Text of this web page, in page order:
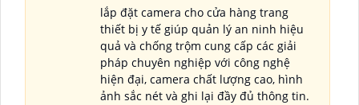
lắp đặt camera cho cửa hàng trang
thiết bị y tế giúp quản lý an ninh hiệu
quả và chống trộm cung cấp các giải
pháp chuyên nghiệp với công nghệ
hiện đại, camera chất lượng cao, hình
ảnh sắc nét và ghi lại đầy đủ thông tin.